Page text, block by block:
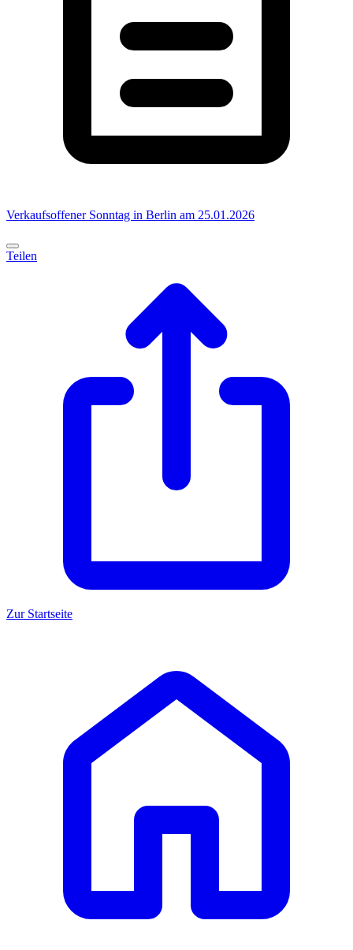
Verkaufsoffener Sonntag in Berlin am 25.01.2026
Teilen
Zur Startseite